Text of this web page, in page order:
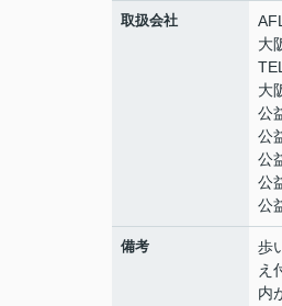
取扱会社
大
大
公
公
公
公
公
備考
歩
え
内